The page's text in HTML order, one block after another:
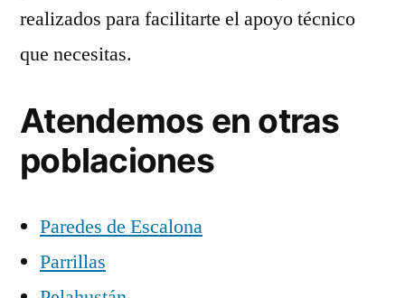
realizados para facilitarte el apoyo técnico
que necesitas.
Atendemos en otras
poblaciones
Paredes de Escalona
Parrillas